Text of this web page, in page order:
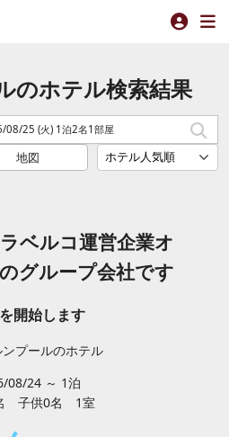
のホテル検索結果
25 (火) 1泊2名1部屋
地図
ベルコ運営企業オ
グループ会社です
開始します
プールのホテル
08/24 ～ 1泊
子供0名 1室